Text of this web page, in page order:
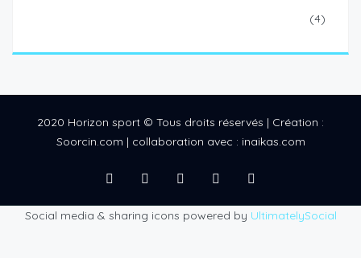
(4)
2020 Horizon sport © Tous droits réservés | Création :
Soorcin.com | collaboration avec : inaikas.com
Social media & sharing icons powered by UltimatelySocial